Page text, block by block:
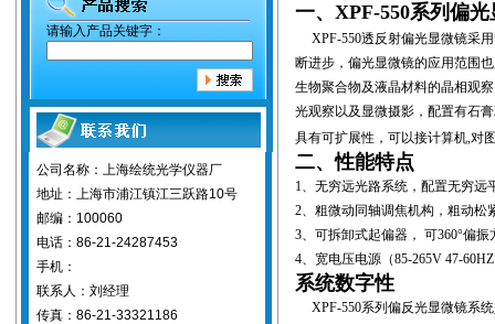
请输入产品关键字：
公司名称：上海绘统光学仪器厂
地址：上海市浦江镇江三跃路10号
邮编：100060
电话：86-21-24287453
手机：
联系人：刘经理
传真：86-21-33321186
一、XPF-550系列偏
XPF-550透反射偏光显微镜采
断进步，偏光显微镜的应用范围
生物聚合物及液晶材料的晶相观
光观察以及显微摄影，配置有石膏
具有可扩展性，可以接计算机,对
二、性能特点
1、无穷远光路系统，配置无穷远
2、粗微动同轴调焦机构，粗动松
3、可拆卸式起偏器， 可360°偏振
4、宽电压电源 （85-265V 47-
系统数字性
XPF-550系列 偏反光显微镜系